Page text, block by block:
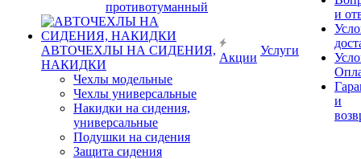
противотуманный
АВТОЧЕХЛЫ НА СИДЕНИЯ,
НАКИДКИ
Чехлы модельные
Чехлы универсальные
Накидки на сидения,
универсальные
Подушки на сидения
Защита сидения
Акции
Услуги
и
и